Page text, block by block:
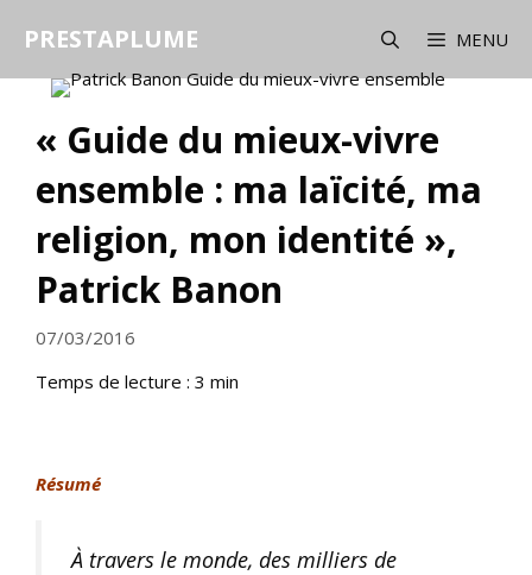
PRESTAPLUME MENU
« Guide du mieux-vivre
ensemble : ma laïcité, ma
religion, mon identité »,
Patrick Banon
07/03/2016
Temps de lecture : 3 min
Résumé
À travers le monde, des milliers de